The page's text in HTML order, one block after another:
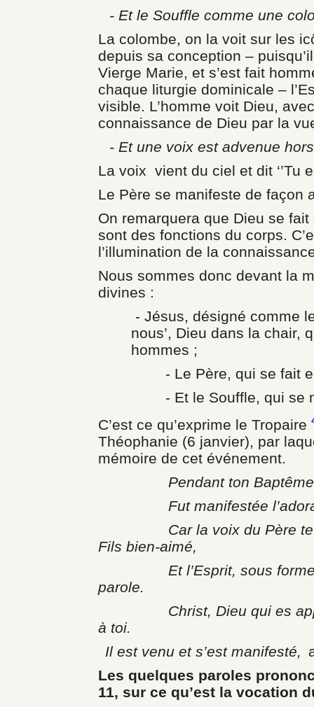
- Et le Souffle comme une
La colombe, on la voit sur les
depuis sa conception –
Vierge Marie, et s’est fait
chaque liturgie dominicale –
visible. L’homme voit Dieu,
connaissance de Dieu par la
- Et une voix est advenue
La voix vient du ciel et dit ‘’Tu
Le Père se manifeste de façon
On remarquera que Dieu se
sont des fonctions du corps.
l’illumination de la
Nous sommes donc devant la
divines :
- Jésus, désigné comme
nous’, Dieu dans la chair,
hommes ;
- Le Père, qui se fait
- Et le Souffle, qui se
C’est ce qu’exprime le Tropaire
Théophanie (6 janvier), par
mémoire de cet événement.
Pendant ton Baptême
Fut manifestée
Car la voix du Père te
Fils bien-aimé,
Et l’Esprit, sous forme
parole.
Christ, Dieu qui es
à toi.
Il est venu et s’est manifesté,
Les quelques paroles
11, sur ce qu’est la vocation